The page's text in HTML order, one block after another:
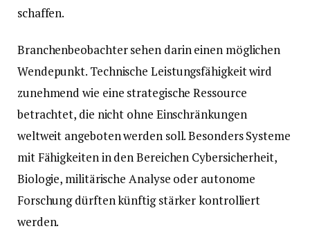
schaffen.
Branchenbeobachter sehen darin einen möglichen
Wendepunkt. Technische Leistungsfähigkeit wird
zunehmend wie eine strategische Ressource
betrachtet, die nicht ohne Einschränkungen
weltweit angeboten werden soll. Besonders Systeme
mit Fähigkeiten in den Bereichen Cybersicherheit,
Biologie, militärische Analyse oder autonome
Forschung dürften künftig stärker kontrolliert
werden.